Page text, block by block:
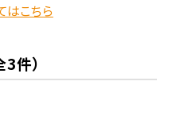
はこちら
件）